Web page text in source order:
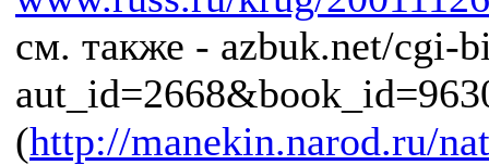
см. также - azbuk.net/cgi-
(http://manekin.narod.ru/